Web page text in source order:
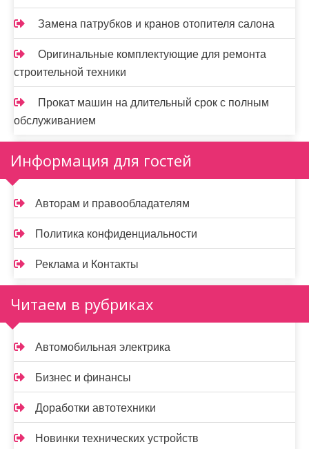
Замена патрубков и кранов отопителя салона
Оригинальные комплектующие для ремонта
строительной техники
Прокат машин на длительный срок с полным
обслуживанием
Информация для гостей
Авторам и правообладателям
Политика конфиденциальности
Реклама и Контакты
Читаем в рубриках
Автомобильная электрика
Бизнес и финансы
Доработки автотехники
Новинки технических устройств